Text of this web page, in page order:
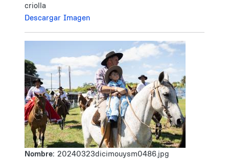
criolla
Descargar Imagen
Nombre: 20240323dicimouysm0486.jpg